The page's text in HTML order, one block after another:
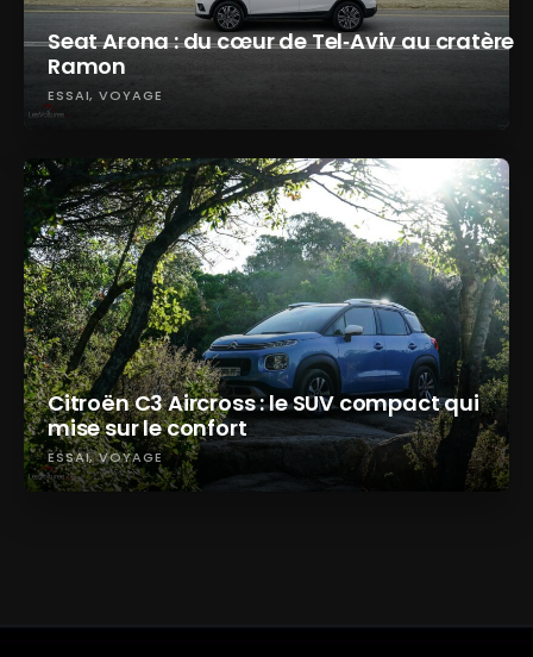
Seat Arona : du cœur de Tel‑Aviv au cratère
Ramon
ESSAI VOYAGE
Citroën C3 Aircross : le SUV compact qui
mise sur le confort
ESSAI VOYAGE